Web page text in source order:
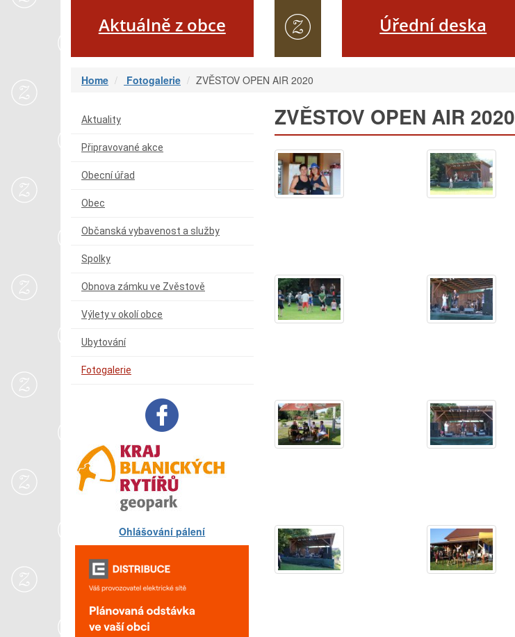
Aktuálně z obce Úřední deska
Home Fotogalerie ZVĚSTOV OPEN AIR 2020
Aktuality
Připravované akce
Obecní úřad
Obec
Občanská vybavenost a služby
Spolky
Obnova zámku ve Zvěstově
Výlety v okolí obce
Ubytování
Fotogalerie
Ohlášování pálení
ZVĚSTOV OPEN AIR 2020